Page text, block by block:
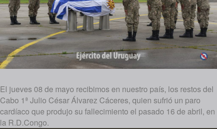
El jueves 08 de mayo recibimos en nuestro país, los restos del
Cabo 1ª Julio César Álvarez Cáceres, quien sufrió un paro
cardíaco que produjo su fallecimiento el pasado 16 de abril, en
la R.D.Congo.